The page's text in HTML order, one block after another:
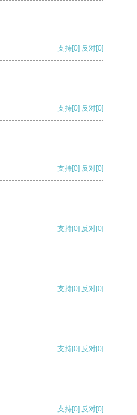
支持[0] 反对[0]
支持[0] 反对[0]
支持[0] 反对[0]
支持[0] 反对[0]
支持[0] 反对[0]
支持[0] 反对[0]
支持[0] 反对[0]